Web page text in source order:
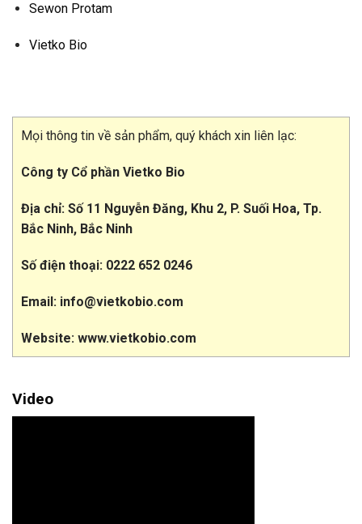
Sewon Protam
Vietko Bio
Mọi thông tin về sản phẩm, quý khách xin liên lạc:
Công ty Cổ phần Vietko Bio
Địa chỉ: Số 11 Nguyễn Đăng, Khu 2, P. Suối Hoa, Tp.
Bắc Ninh, Bắc Ninh
Số điện thoại: 0222 652 0246
Email: info@vietkobio.com
Website: www.vietkobio.com
Video